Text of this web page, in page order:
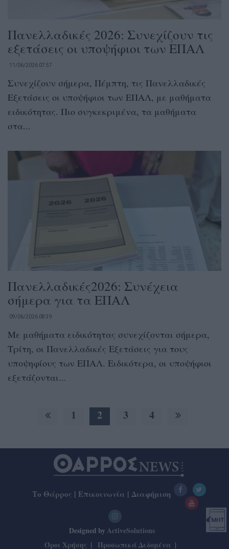
Πανελλαδικές 2026: Συνεχίζουν τις
εξετάσεις οι υποψήφιοι των ΕΠΑΛ
11/06/2026 07:57
Συνεχίζουν σήμερα, Πέμπτη, τις Πανελλαδικές
Εξετάσεις οι υποψήφιοι των ΕΠΑΛ, με μαθήματα
ειδικότητας. Πιο συγκεκριμένα, τα μαθήματα
στα...
Πανελλαδικές2026: Συνέχεια
σήμερα για τα ΕΠΑΛ
09/06/2026 08:39
Με μαθήματα ειδικότητας συνεχίζονται σήμερα,
Τρίτη, οι Πανελλαδικές Εξετάσεις για τους
υποψηφίους των ΕΠΑΛ. Ειδικότερα, οι υποψήφιοι
εξετάζονται...
1 2 3 4
Το Θάρρος | Επικοινωνία | Διαφήμιση
Designed by ActiveSolutions
Όροι Χρήσης
Προσωπικά Δεδομένα